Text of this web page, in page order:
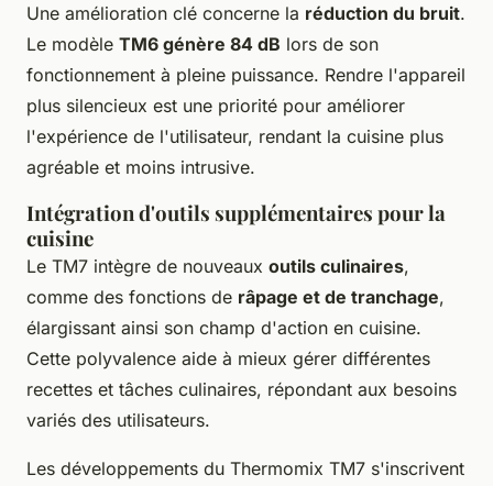
Une amélioration clé concerne la réduction du bruit.
Le modèle TM6 génère 84 dB lors de son
fonctionnement à pleine puissance. Rendre l'appareil
plus silencieux est une priorité pour améliorer
l'expérience de l'utilisateur, rendant la cuisine plus
agréable et moins intrusive.
Intégration d'outils supplémentaires pour la
cuisine
Le TM7 intègre de nouveaux outils culinaires,
comme des fonctions de râpage et de tranchage,
élargissant ainsi son champ d'action en cuisine.
Cette polyvalence aide à mieux gérer différentes
recettes et tâches culinaires, répondant aux besoins
variés des utilisateurs.
Les développements du Thermomix TM7 s'inscrivent